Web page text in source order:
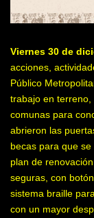
Viernes 30 de
acciones,
Público
trabajo en
comunas para
abrieron las
becas para que
plan de
seguras, con
sistema braille
con un mayor